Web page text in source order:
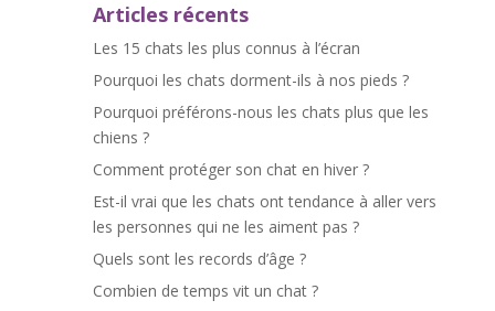
Articles récents
Les 15 chats les plus connus à l’écran
Pourquoi les chats dorment-ils à nos pieds ?
Pourquoi préférons-nous les chats plus que les
chiens ?
Comment protéger son chat en hiver ?
Est-il vrai que les chats ont tendance à aller vers
les personnes qui ne les aiment pas ?
Quels sont les records d’âge ?
Combien de temps vit un chat ?